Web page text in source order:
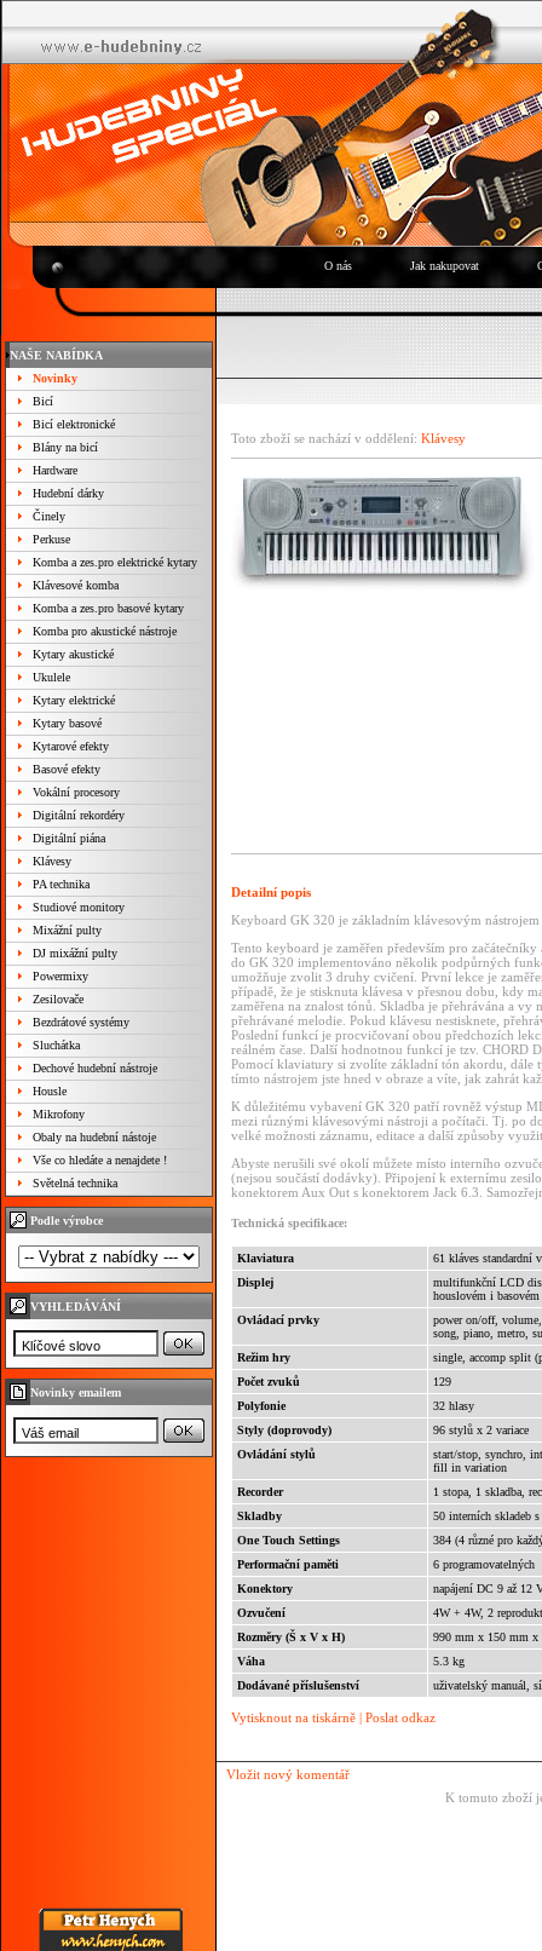
O nás Jak nakupovat
NAŠE NABÍDKA
Novinky
Bicí
Bicí elektronické
Blány na bicí
Hardware
Hudební dárky
Činely
Perkuse
Komba a zes.pro elektrické kytary
Klávesové komba
Komba a zes.pro basové kytary
Komba pro akustické nástroje
Kytary akustické
Ukulele
Kytary elektrické
Kytary basové
Kytarové efekty
Basové efekty
Vokální procesory
Digitální rekordéry
Digitální piána
Klávesy
PA technika
Studiové monitory
Mixážní pulty
DJ mixážní pulty
Powermixy
Zesilovače
Bezdrátové systémy
Sluchátka
Dechové hudební nástroje
Housle
Mikrofony
Obaly na hudební nástoje
Vše co hledáte a nenajdete !
Světelná technika
Podle výrobce
VYHLEDÁVÁNÍ
Novinky emailem
Toto zboží se nachází v oddělení: Klávesy
Detailní popis
Keyboard GK 320 je základním klávesovým
Tento keyboard je zaměřen především pro
do GK 320 implementováno několik podpůrných
umožňuje zvolit 3 druhy cvičení. První lekce je
případě, že je stisknuta klávesa v přesnou dobu, kdy
zaměřena na znalost tónů. Skladba je přehrávána a
přehrávané melodie. Pokud klávesu nestisknete,
Poslední funkcí je procvičovaní obou předchozích
reálném čase. Další hodnotnou funkcí je tzv. CHORD
Pomocí klaviatury si zvolíte základní tón akordu, dále
tímto nástrojem jste hned v obraze a víte, jak zahrát
K důležitému vybavení GK 320 patří rovněž výstup
mezi různými klávesovými nástroji a počítači. Tj. po
velké možnosti záznamu, editace a další způsoby
Abyste nerušili své okolí můžete místo interního
(nejsou součástí dodávky). Připojení k externímu
konektorem Aux Out s konektorem Jack 6.3.
Technická specifikace:
Klaviatura
61 kláves standardní
Displej
multifunkční LCD
houslovém i
Ovládací prvky
power on/off,
song, piano, metro,
Režim hry
single, accomp split
Počet zvuků
129
Polyfonie
32 hlasy
Styly (doprovody)
96 stylů x 2 variace
Ovládání stylů
start/stop, synchro,
fill in variation
Recorder
1 stopa, 1 skladba,
Skladby
50 interních skladeb
One Touch Settings
384 (4 různé pro
Performační paměti
6 programovatelných
Konektory
napájení DC 9 až 12
Ozvučení
4W + 4W, 2
Rozměry (Š x V x H)
990 mm x 150 mm x
Váha
5.3 kg
Dodávané příslušenství
uživatelský manuál,
Vytisknout na tiskárně | Poslat odkaz
Vložit nový komentář
K tomuto zboží